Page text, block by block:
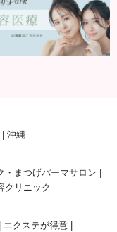
沖縄
・まつげパーマサロン
クリニック
エクステが得意